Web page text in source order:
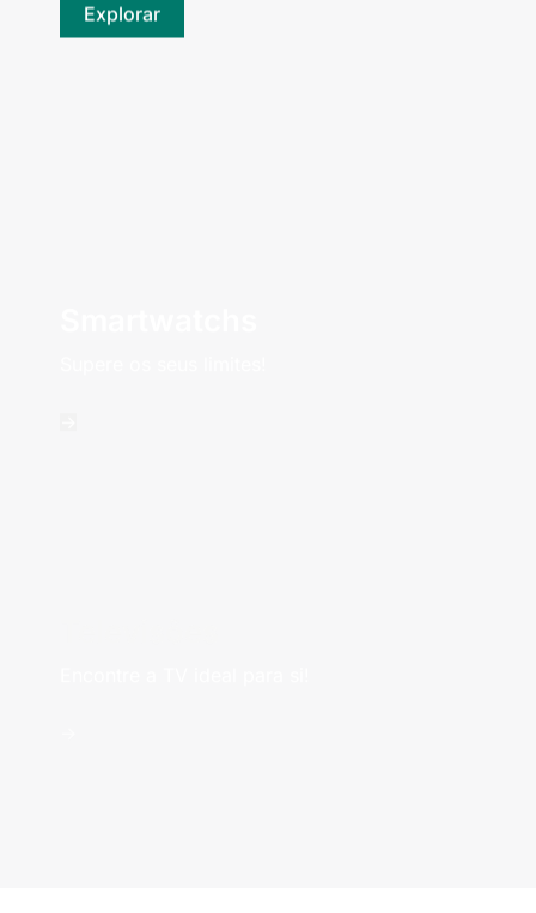
Explorar